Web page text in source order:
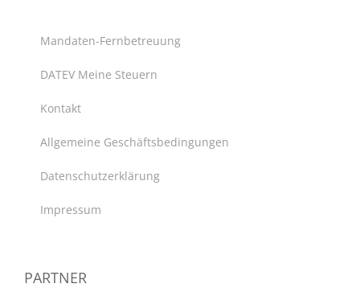
Mandaten-Fernbetreuung
DATEV Meine Steuern
Kontakt
Allgemeine Geschäftsbedingungen
Datenschutzerklärung
Impressum
PARTNER